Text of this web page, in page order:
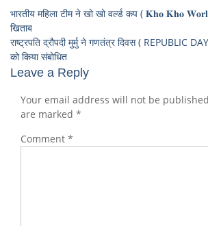
भारतीय महिला टीम ने खो खो वर्ल्ड कप ( 𝐊𝐡𝐨 𝐊𝐡𝐨
खिताब
राष्ट्रपति द्रौपदी मुर्मु ने गणतंत्र दिवस ( REPUBLIC
को किया संबोधित
Leave a Reply
Your email address will not be
are marked *
Comment *